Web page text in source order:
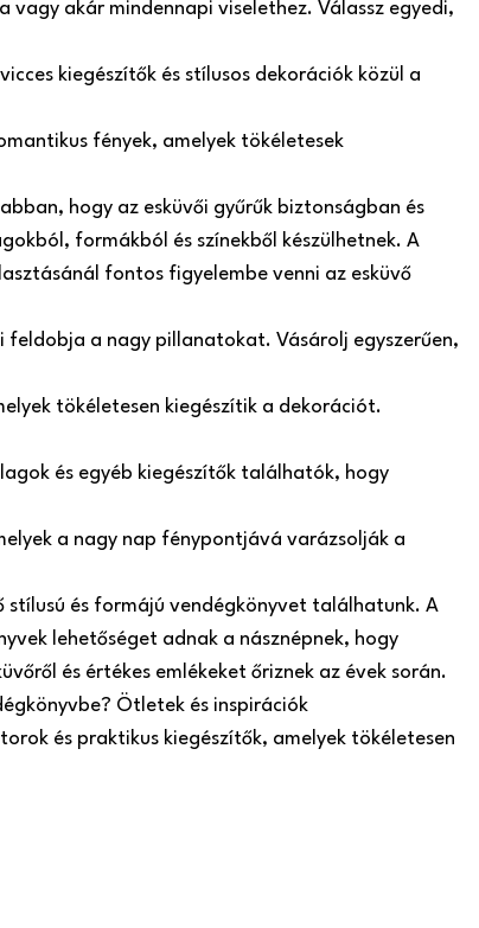
vagy akár mindennapi viselethez. Válassz egyedi,
kiegészítők és stílusos dekorációk közül a
fények, amelyek tökéletesek
hogy az esküvői gyűrűk biztonságban és
formákból és színekből készülhetnek. A
fontos figyelembe venni az esküvő
feldobja a nagy pillanatokat. Vásárolj egyszerűen,
tökéletesen kiegészítik a dekorációt.
és egyéb kiegészítők találhatók, hogy
a nagy nap fénypontjává varázsolják a
stílusú és formájú vendégkönyvet találhatunk. A
lehetőséget adnak a násznépnek, hogy
és értékes emlékeket őriznek az évek során.
Ötletek és inspirációk
és praktikus kiegészítők, amelyek tökéletesen